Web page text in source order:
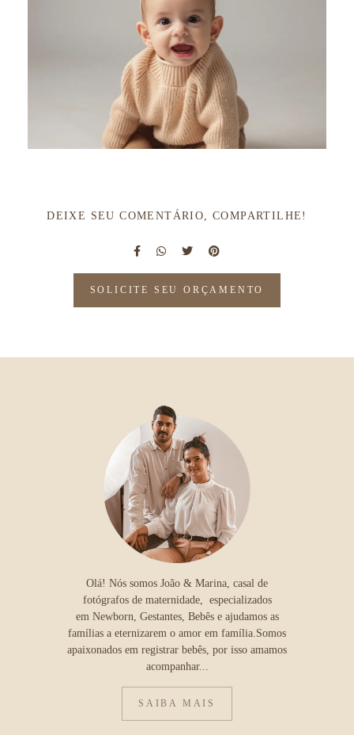
DEIXE SEU COMENTÁRIO, COMPARTILHE!
SOLICITE SEU ORÇAMENTO
Olá! Nós somos João & Marina, casal de
fotógrafos de maternidade, especializados
em Newborn, Gestantes, Bebês e ajudamos as
famílias a eternizarem o amor em família.Somos
apaixonados em registrar bebês, por isso amamos
acompanhar...
SAIBA MAIS